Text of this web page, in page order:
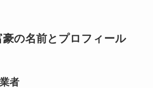
の名前とプロフィール
者